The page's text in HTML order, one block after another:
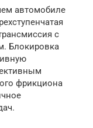
автомобиле
с
Блокировка
фрикциона